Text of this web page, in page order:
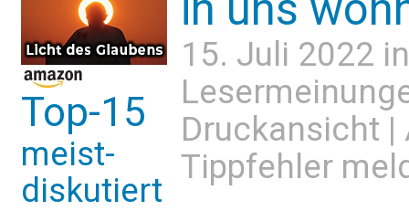
Top-15
meist-
diskutiert
15. Juli 2022
Druckansicht |
Tippfehler